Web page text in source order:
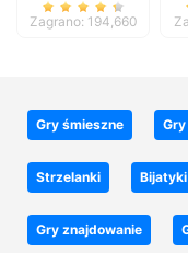
Zagrano: 194,660
Gry śmieszne
Strzelanki Bijatyki
Gry znajdowanie